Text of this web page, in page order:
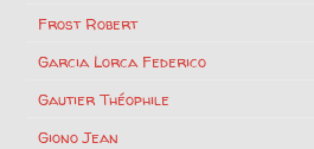
Frost Robert
Garcia Lorca Federico
Gautier Théophile
Giono Jean